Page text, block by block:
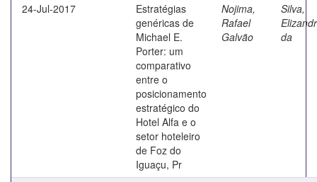
24-Jul-2017
Estratégias
genéricas de
Michael E.
Porter: um
comparativo
entre o
posicionamento
estratégico do
Hotel Alfa e o
setor hoteleiro
de Foz do
Iguaçu, Pr
Nojima,
Rafael
Galvão
Silva,
da